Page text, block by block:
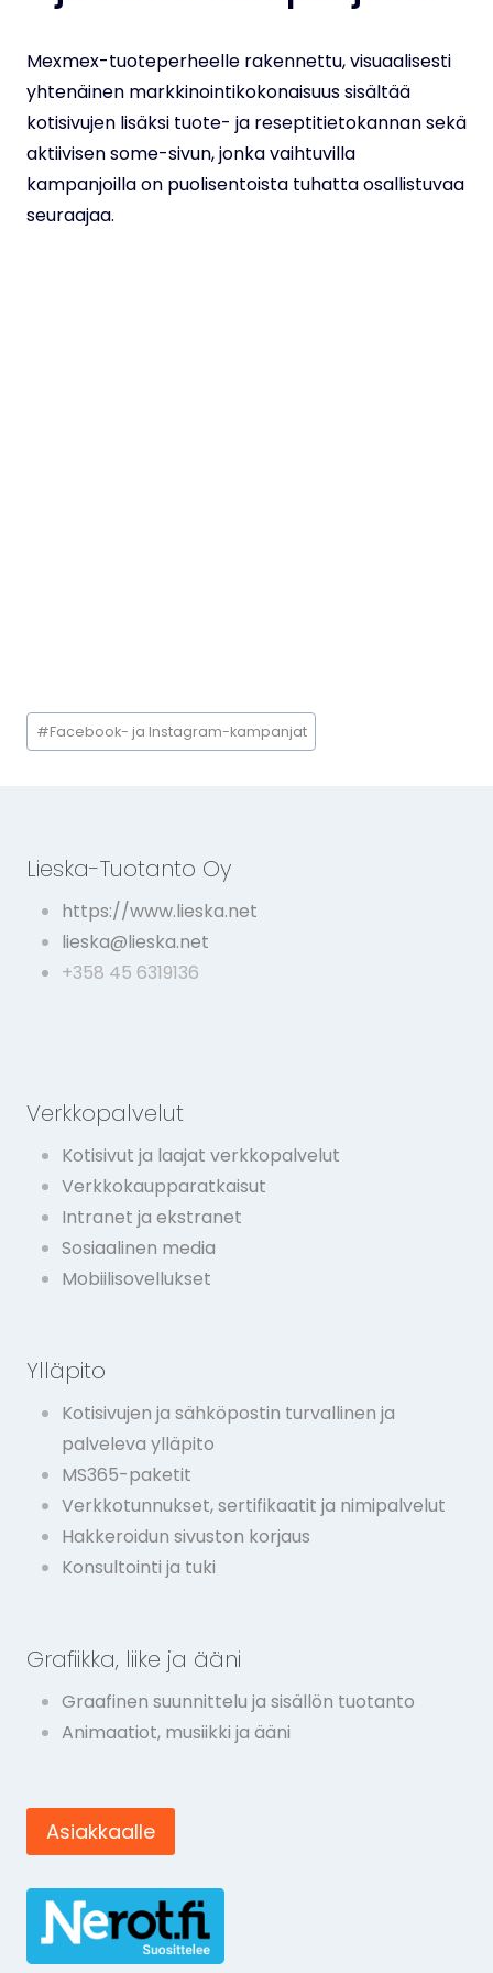
Mexmex-tuoteperheelle rakennettu, visuaalisesti
yhtenäinen markkinointikokonaisuus sisältää
kotisivujen lisäksi tuote- ja reseptitietokannan sekä
aktiivisen some-sivun, jonka vaihtuvilla
kampanjoilla on puolisentoista tuhatta osallistuvaa
seuraajaa.
Avainsanat:
#Facebook- ja Instagram-kampanjat
Lieska-Tuotanto Oy
https://www.lieska.net
lieska@lieska.net
+358 45 6319136
Verkkopalvelut
Kotisivut ja laajat verkkopalvelut
Verkkokaupparatkaisut
Intranet ja ekstranet
Sosiaalinen media
Mobiilisovellukset
Ylläpito
Kotisivujen ja sähköpostin turvallinen ja
palveleva ylläpito
MS365-paketit
Verkkotunnukset, sertifikaatit ja nimipalvelut
Hakkeroidun sivuston korjaus
Konsultointi ja tuki
Grafiikka, liike ja ääni
Graafinen suunnittelu ja sisällön tuotanto
Animaatiot, musiikki ja ääni
Asiakkaalle